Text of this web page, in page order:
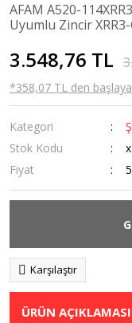
AFAM A520-
Uyumlu Zincir
3.548,76 TL
*358,07 TL den
Kategori
Stok Kodu
Fiyat
Karşılaştır
ÜRÜN AÇIKLAMASI